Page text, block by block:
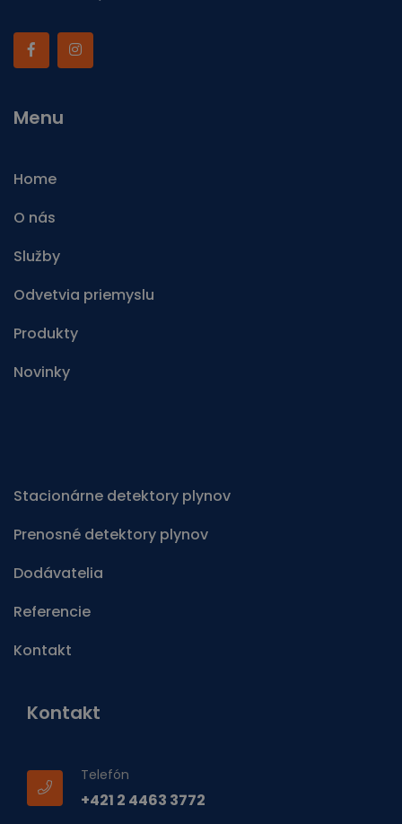
Menu
Home
O nás
Služby
Odvetvia priemyslu
Produkty
Novinky
Stacionárne detektory plynov
Prenosné detektory plynov
Dodávatelia
Referencie
Kontakt
Kontakt
Telefón
+421 2 4463 3772